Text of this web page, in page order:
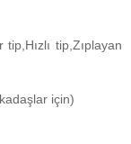
tip,Zıplayan
için)